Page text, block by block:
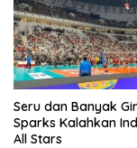
Seru dan Banyak
Sparks Kalahkan
All Stars